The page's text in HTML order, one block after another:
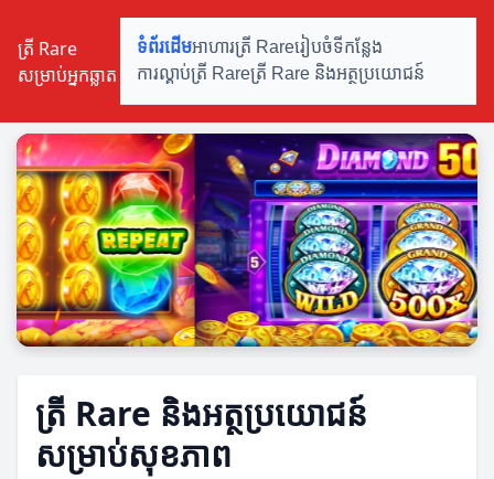
ត្រី Rare
សម្រាប់អ្នកឆ្លាត
ទំព័រដើមអាហារត្រី Rareរៀបចំទីកន្លែង
ការល្គាប់ត្រី Rareត្រី Rare និងអត្ថប្រយោជន៍
ត្រី Rare និងអត្ថប្រយោជន៍
សម្រាប់សុខភាព